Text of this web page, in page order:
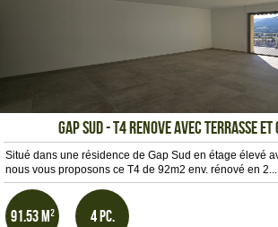
GAP SUD - T4 RENOVE AVEC TERRASSE ET
Situé dans une résidence de Gap Sud en étage élevé
nous vous proposons ce T4 de 92m2 env. rénové en 2...
91.53 m² 4 pc.